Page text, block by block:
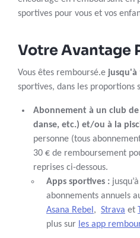
sportives pour vous et vos
Votre Avantage
Vous êtes remboursé.e jusqu'à
sportives, dans les proportions
Abonnement à un club
danse, etc.) et/ou à la
personne (tous
30 € de remboursement
reprises ci-dessous.
Apps sportives : jusqu’à
abonnements annuels
Asana Rebel, Strava et
plus sur les app